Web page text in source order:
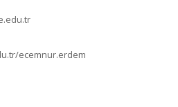
ecemnur.erdem